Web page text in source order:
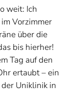
weit: Ich
Vorzimmer
über die
bis hierher!
Tag auf den
ertaubt – ein
Uniklinik in